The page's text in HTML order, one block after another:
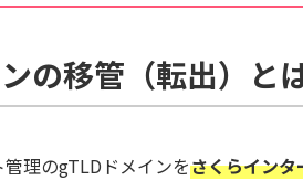
の移管（転出）と
理のgTLDドメインをさくらイン